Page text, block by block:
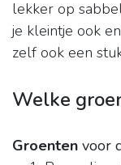
lekker op
je kleintje ook
zelf ook een
Welke
Groenten voor